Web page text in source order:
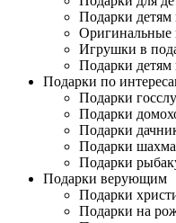
Подарки детям
Оригинальные
Игрушки в
Подарки детям
Подарки по
Подарки
Подарки
Подарки
Подарки
Подарки
Подарки верующим
Подарки
Подарки на